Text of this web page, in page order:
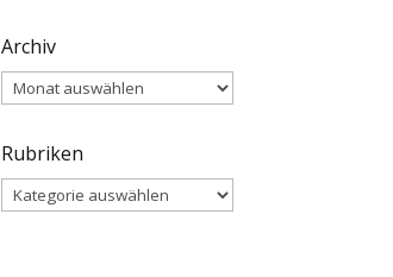
Archiv
Archiv
Rubriken
Rubriken